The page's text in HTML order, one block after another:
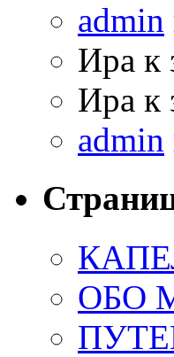
admin
Ира к
Ира к
admin
ОБО